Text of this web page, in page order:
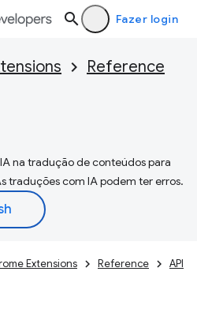
Fazer login
Reference
na tradução de conteúdos para
traduções com IA podem ter erros.
Extensions Reference API